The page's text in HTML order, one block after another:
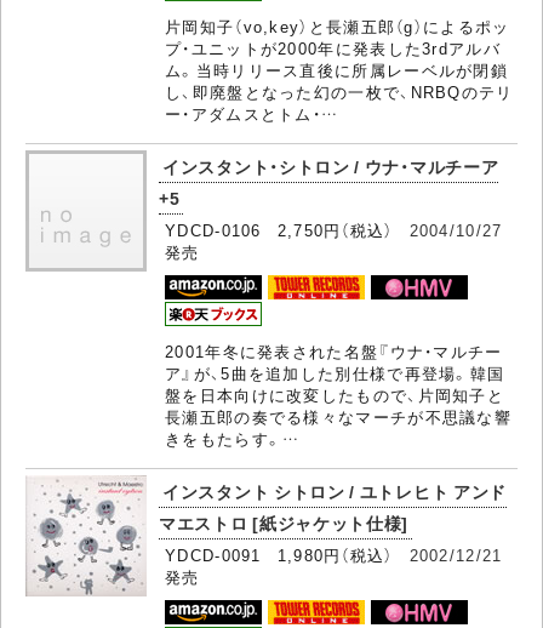
片岡知子（vo,key）と長瀬五郎（g）によるポッ
プ・ユニットが2000年に発表した3rdアルバ
ム。当時リリース直後に所属レーベルが閉鎖
し、即廃盤となった幻の一枚で、NRBQのテリ
ー・アダムスとトム・…
インスタント・シトロン / ウナ・マルチーア
+5
YDCD-0106 2,750円（税込） 2004/10/27
発売
2001年冬に発表された名盤『ウナ・マルチー
ア』が、5曲を追加した別仕様で再登場。韓国
盤を日本向けに改変したもので、片岡知子と
長瀬五郎の奏でる様々なマーチが不思議な響
きをもたらす。…
インスタント シトロン / ユトレヒト アンド
マエストロ [紙ジャケット仕様]
YDCD-0091 1,980円（税込） 2002/12/21
発売